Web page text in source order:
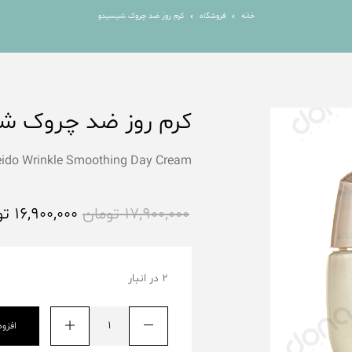
خانه فروشگاه کرم روز ضد چروک شیسیدو
کرم روز ضد چروک
Wrinkle Smoothing Day Cream
17,900,000 تومان 16,900,000
2 در انبار